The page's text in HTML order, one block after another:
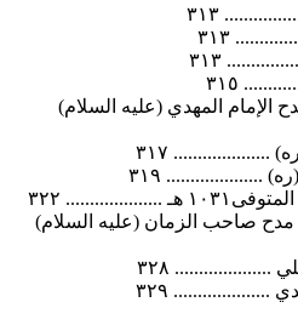
٣١٣
المهدي (عليه السلام)
٣١٧
٣١٩
٣٢٢
الزمان (عليه السلام)
٣٢٨
٣٢٩